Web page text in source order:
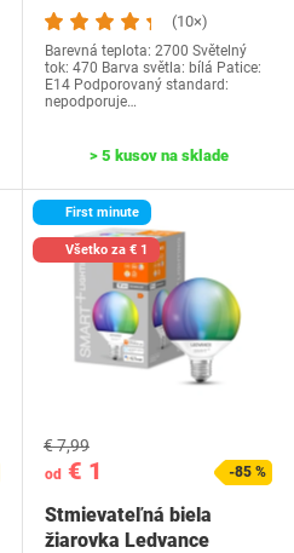
(10×)
Barevná teplota: 2700 Světelný
tok: 470 Barva světla: bílá Patice:
E14 Podporovaný standard:
nepodporuje…
> 5 kusov na sklade
First minute
Všetko za € 1
od € 1
€ 7,99
-85 %
Stmievateľná biela
žiarovka Ledvance